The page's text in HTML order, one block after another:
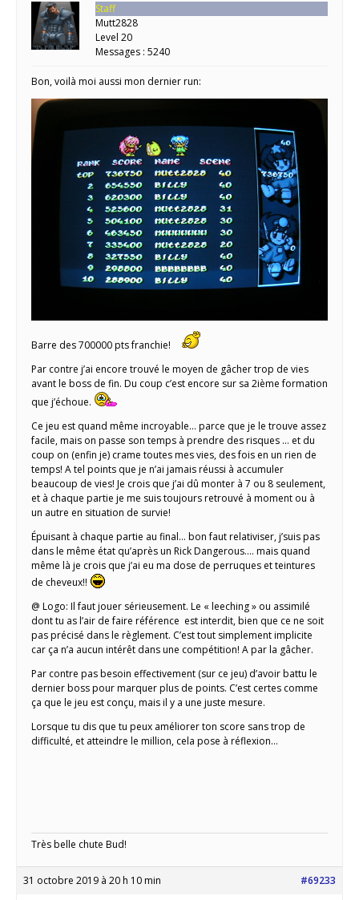
Staff
Mutt2828
Level 20
Messages : 5240
Bon, voilà moi aussi mon dernier run:
Barre des 700000 pts franchie!
Par contre j’ai encore trouvé le moyen de gâcher trop de vies
avant le boss de fin. Du coup c’est encore sur sa 2ième formation
que j’échoue.
Ce jeu est quand même incroyable… parce que je le trouve assez
facile, mais on passe son temps à prendre des risques … et du
coup on (enfin je) crame toutes mes vies, des fois en un rien de
temps! A tel points que je n’ai jamais réussi à accumuler
beaucoup de vies! Je crois que j’ai dû monter à 7 ou 8 seulement,
et à chaque partie je me suis toujours retrouvé à moment ou à
un autre en situation de survie!
Épuisant à chaque partie au final… bon faut relativiser, j’suis pas
dans le même état qu’après un Rick Dangerous…. mais quand
même là je crois que j’ai eu ma dose de perruques et teintures
de cheveux!!
@ Logo: Il faut jouer sérieusement. Le « leeching » ou assimilé
dont tu as l’air de faire référence est interdit, bien que ce ne soit
pas précisé dans le règlement. C’est tout simplement implicite
car ça n’a aucun intérêt dans une compétition! A par la gâcher.
Par contre pas besoin effectivement (sur ce jeu) d’avoir battu le
dernier boss pour marquer plus de points. C’est certes comme
ça que le jeu est conçu, mais il y a une juste mesure.
Lorsque tu dis que tu peux améliorer ton score sans trop de
difficulté, et atteindre le million, cela pose à réflexion…
Très belle chute Bud!
31 octobre 2019 à 20 h 10 min #69233